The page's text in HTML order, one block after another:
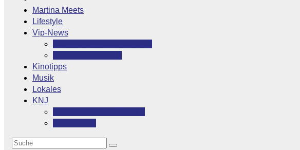
Martina Meets
Lifestyle
Vip-News
Kinotipps
Musik
Lokales
KNJ